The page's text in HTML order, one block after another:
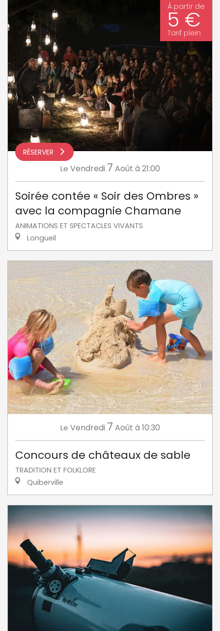
À partir de
5 €
Tarif plein
RÉSERVER
Le Vendredi 7 Août à 21:00
Soirée contée « Soir des Ombres »
avec la compagnie Chamane
ANIMATIONS ET SPECTACLES VIVANTS
Longueil
Le Vendredi 7 Août à 10:30
Concours de châteaux de sable
TRADITION ET FOLKLORE
Quiberville